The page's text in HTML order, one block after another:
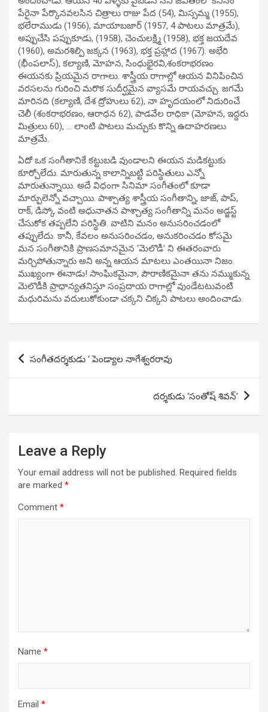
పేరైనా పేర్కొనవలసిన చిత్రాలు రాజు పేద (54), మిస్సమ్మ (1955),
భలేరాముడు (1956), మాయాబజార్‌ (1957, 4 పాటలు మాత్రమే),
అప్పుచేసి పప్పుకూడు, (1958), చెంచులక్ష్మి (1958), భక్త జయదేవ
(1960), అమరశిల్పి జక్కన (1963), భక్త ప్రహ్లాద (1967). అభేరి
(భీంపలాస్‌), కల్యాణి, మోహన, సింధుభైరవి,శంకరాభరణం
ఈయనకు ప్రియమైన రాగాలు. శాస్త్రీయ రాగాల్లో ఆయన వినిపించిన
వరసలను గురించి మరొక సుదీర్ఘమైన వ్యాసమే రాయవచ్చు. జగమే
మారినది (కల్యాణి, దేశ ద్రోహులు 62), నా హృదయంలో నిదురించే
చెలీ (శంకరాభరణం, ఆరాధన 62), పాడవేల రాధికా (మోహన, ఇద్దరు
మిత్రులు 60), … లాంటి పాటలు మచ్చుకు కొన్ని ఉదాహరణలు
మాత్రమే.
ఏదో ఒక సంగీతానికే కట్టుబడి వుండాలని ఈయన మడికట్టుకు
కూర్చోలేదు. మారుతున్న కాలాన్నిబట్టి పరిస్థితులు ఎన్నో
మారుతున్నాయి. అదే విధంగా సినిమా సంగీతంలో కూడా
మార్పులెన్నో వచ్చాయి. పాశ్చాత్య శాస్త్రీయ సంగీతాన్ని, జాజ్‌, పాప్‌,
రాక్‌, డిస్కో వంటి అధునాతన పాశ్చాత్య సంగీతాన్ని మనం అడ్జస్ట్‌
చేసుకోక తప్పలేని పరిస్థితి. వాటిని మనం అనుసరించడంలో
తప్పులేదు. కానీ, కేవలం అనుసరించడం, అనుకరించడం కోసమై
మన సంగీతానికి ప్రాణసమానమైన ‘మెలొడీ’ ని ఈతరంవారు
మర్చిపోతున్నారు అని అన్న ఆయన మాటలు ఎంతయినా నిజం.
ముఖ్యంగా ఈనాడు! సాంఘికమైనా, పౌరాణికమైనా తను నమ్ముకున్న
మెలొడీకి ప్రాధాన్యతనిస్తూ సంప్రదాయ రాగాల్లో వుండేటటువంటి
మధురిమను వదులుకోకుండా చక్కని చిక్కని పాటలు అందించాడు.
Post
navigation
సంగీతదర్శకుడు ‘ పెండ్యాల నాగేశ్వరరావు
దర్శకుడు ‘సంతోష్ శివన్’
Leave a Reply
Your email address will not be published. Required fields
are marked *
Comment *
Name *
Email *